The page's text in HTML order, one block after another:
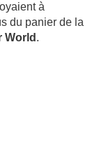
à
du panier de la
World .